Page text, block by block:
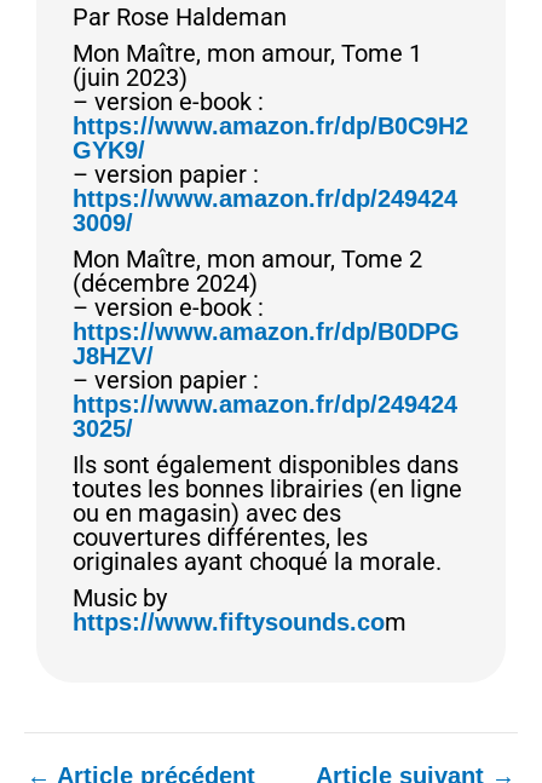
Par Rose Haldeman
Mon Maître, mon amour, Tome 1
(juin 2023)
– version e-book :
https://www.amazon.fr/dp/B0C9H2
GYK9/
– version papier :
https://www.amazon.fr/dp/249424
3009/
Mon Maître, mon amour, Tome 2
(décembre 2024)
– version e-book :
https://www.amazon.fr/dp/B0DPG
J8HZV/
– version papier :
https://www.amazon.fr/dp/249424
3025/
Ils sont également disponibles dans
toutes les bonnes librairies (en ligne
ou en magasin) avec des
couvertures différentes, les
originales ayant choqué la morale.
Music by
https://www.fiftysounds.com
← Article précédent Article suivant →